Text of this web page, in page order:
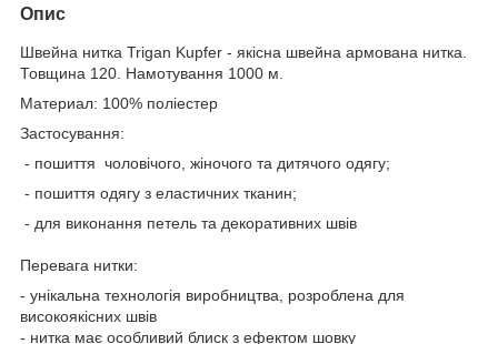
Опис
Швейна нитка Trigan Kupfer - якісна швейна армована нитка.
Товщина 120. Намотування 1000 м.
Материал: 100% поліестер
Застосування:
- пошиття чоловічого, жіночого та дитячого одягу;
- пошиття одягу з еластичних тканин;
- для виконання петель та декоративних швів
Перевага нитки:
- унікальна технологія виробництва, розроблена для
високоякісних швів
- нитка має особливий блиск з ефектом шовку